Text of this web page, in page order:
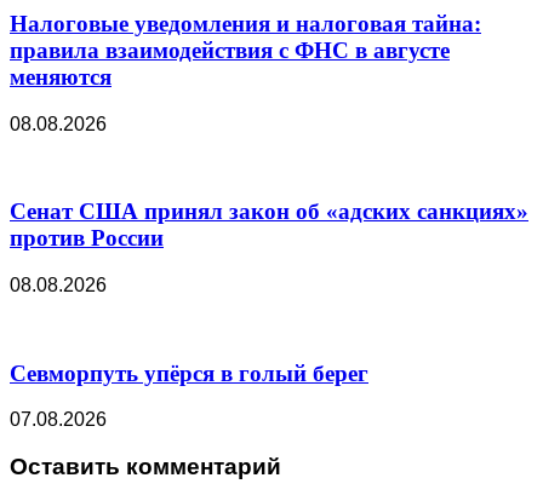
Налоговые уведомления и налоговая тайна:
правила взаимодействия с ФНС в августе
меняются
08.08.2026
Сенат США принял закон об «адских санкциях»
против России
08.08.2026
Севморпуть упёрся в голый берег
07.08.2026
Оставить комментарий